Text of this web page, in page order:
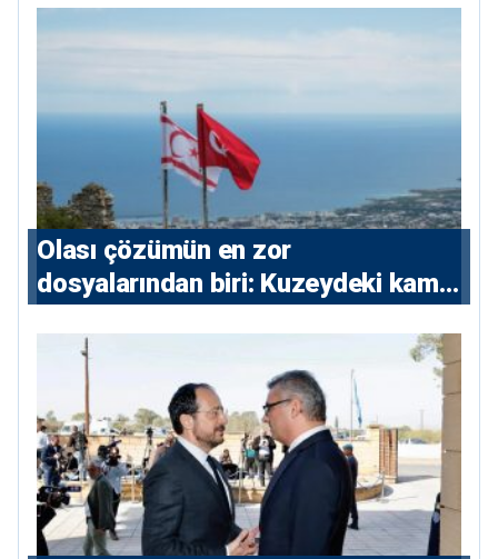
Olası çözümün en zor
dosyalarından biri: Kuzeydeki kamu